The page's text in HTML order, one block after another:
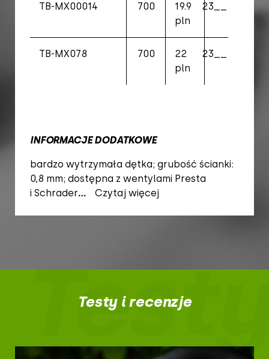
TB-MX00014 700
19.9
pln
23__32C
TB-MX078 700
22
pln
23__32C
INFORMACJE DODATKOWE
bardzo wytrzymała dętka; grubość ścianki:
0,8 mm; dostępna z wentylami Presta
i Schrader... Czytaj więcej
Testy
Testy i recenzje